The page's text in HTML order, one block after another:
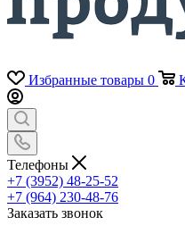
Избранные товары 0
Телефоны
+7 (3952) 48-25-52
+7 (964) 230-48-76
Заказать звонок